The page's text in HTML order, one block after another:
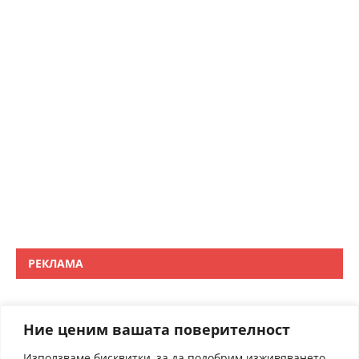
Ние ценим вашата поверителност
РЕКЛАМА